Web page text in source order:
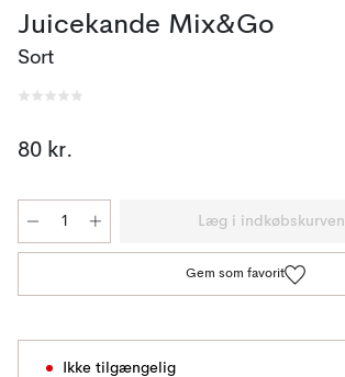
Juicekande Mix&Go
Sort
80 kr.
Læg i indkøbskurven
Gem som favorit
Ikke tilgængelig